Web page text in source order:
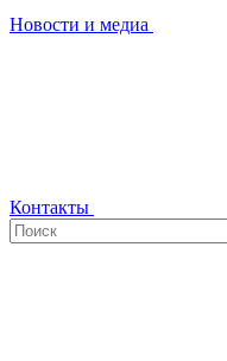
Новости и медиа
Контакты